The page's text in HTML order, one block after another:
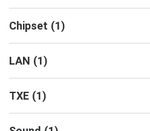
Chipset (1)
LAN (1)
TXE (1)